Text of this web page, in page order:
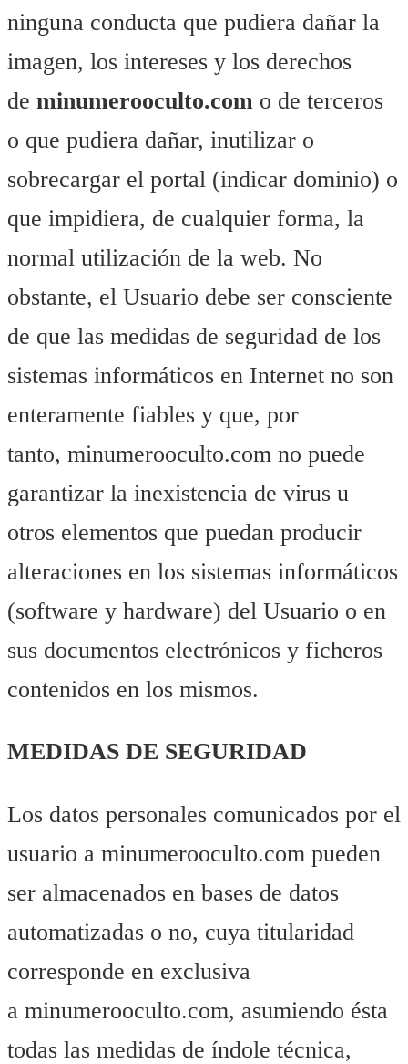
ninguna conducta que pudiera dañar la
imagen, los intereses y los derechos
de minumerooculto.com o de terceros
o que pudiera dañar, inutilizar o
sobrecargar el portal (indicar dominio) o
que impidiera, de cualquier forma, la
normal utilización de la web. No
obstante, el Usuario debe ser consciente
de que las medidas de seguridad de los
sistemas informáticos en Internet no son
enteramente fiables y que, por
tanto, minumerooculto.com no puede
garantizar la inexistencia de virus u
otros elementos que puedan producir
alteraciones en los sistemas informáticos
(software y hardware) del Usuario o en
sus documentos electrónicos y ficheros
contenidos en los mismos.
MEDIDAS DE SEGURIDAD
Los datos personales comunicados por el
usuario a minumerooculto.com pueden
ser almacenados en bases de datos
automatizadas o no, cuya titularidad
corresponde en exclusiva
a minumerooculto.com, asumiendo ésta
todas las medidas de índole técnica,